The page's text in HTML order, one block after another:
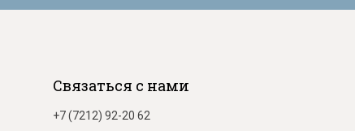
Связаться с нами
+7 (7212) 92-20 62